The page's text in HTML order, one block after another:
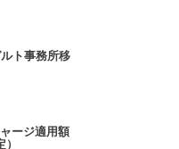
ト事務所移
ージ適用額